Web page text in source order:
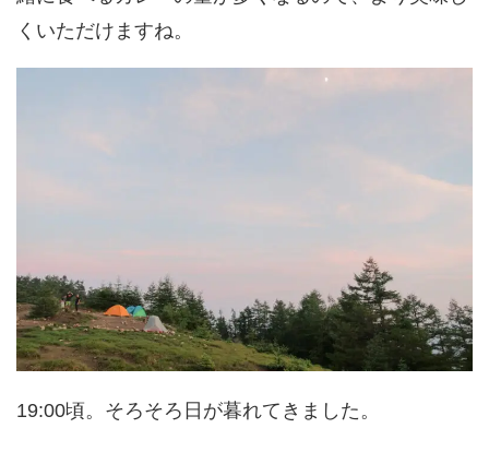
くいただけますね。
19:00頃。そろそろ日が暮れてきました。